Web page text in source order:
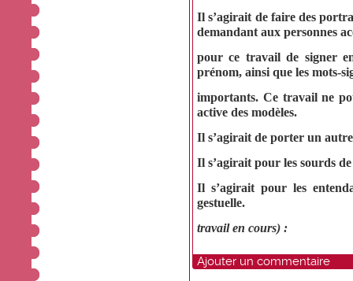
Il s’agirait de faire des
demandant aux personnes
pour ce travail de signer
prénom, ainsi que les mots-
importants. Ce travail ne
active des modèles.
Il s’agirait de porter un
Il s’agirait pour les sourds
Il s’agirait pour les
gestuelle.
travail en cours) :
Ajouter un commentaire